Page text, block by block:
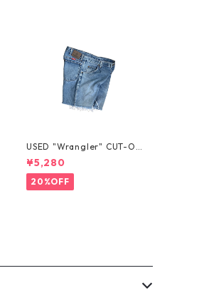
USED "Wrangler" CUT-OF
F DENIM SHORTS
¥5,280
20%OFF